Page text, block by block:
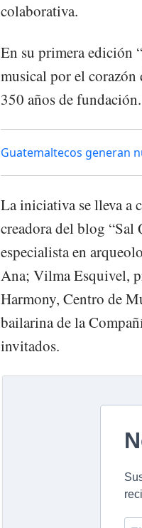
colaborativa.
En su primera edición
musical por el corazón
350 años de fundación.
Guatemaltecos generan
La iniciativa se lleva a
creadora del blog “Sal
especialista en
Ana; Vilma Esquivel,
Harmony, Centro de
bailarina de la
invitados.